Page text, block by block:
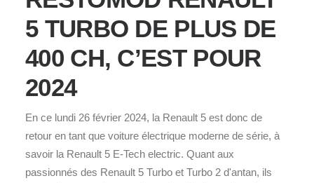
5 TURBO DE PLUS DE
400 CH, C’EST POUR
2024
En ce lundi 26 février 2024, la Renault 5 est donc de
retour en tant que voiture électrique moderne de série, à
savoir la Renault 5 E-Tech electric. Quant aux
passionnés des Renault 5 Turbo et Turbo 2 d'antan, ils